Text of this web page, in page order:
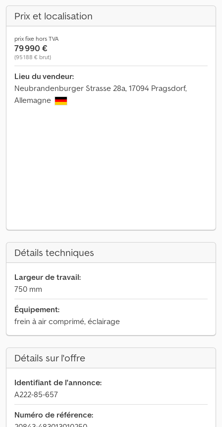
Prix et localisation
prix fixe hors TVA
79 990 €
(95 188 € brut)
Lieu du vendeur:
Neubrandenburger Strasse 28a, 17094 Pragsdorf,
Allemagne
Détails techniques
Largeur de travail:
750 mm
Équipement:
frein à air comprimé, éclairage
Détails sur l'offre
Identifiant de l'annonce:
A222-85-657
Numéro de référence: